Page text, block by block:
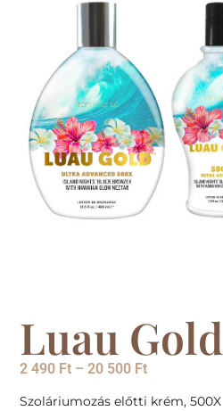
Luau Gold
2 490 Ft – 20 500 Ft
Szoláriumozás előtti krém, 500X